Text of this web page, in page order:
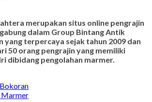
merupakan situs online pengrajin
dalam Group Bintang Antik
50 orang pengrajin yang memiliki
dibidang pengolahan marmer.